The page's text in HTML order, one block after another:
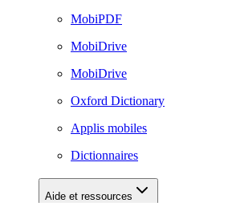
MobiPDF
MobiDrive
MobiDrive
Oxford Dictionary
Applis mobiles
Dictionnaires
Aide et ressources